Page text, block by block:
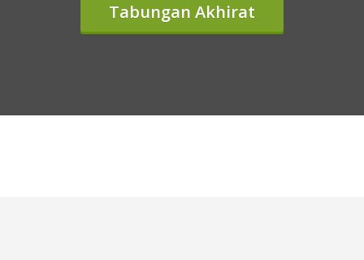
Tabungan Akhirat